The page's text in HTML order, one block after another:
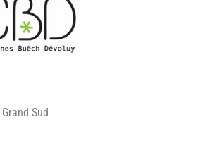
Grand Sud